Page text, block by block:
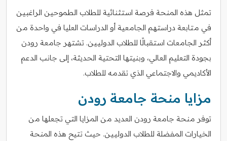
تمثل هذه المنحة فرصة استثنائية للطلاب الطموحين الراغبين
في متابعة دراستهم الجامعية أو الدراسات العليا في واحدة من
أكثر الجامعات استقبالًا للطلاب الدوليين. تشتهر جامعة رودن
بجودة التعليم العالي، وبنيتها التحتية الحديثة، إلى جانب الدعم
الأكاديمي والاجتماعي الذي تقدمه للطلاب.
مزايا منحة جامعة رودن
توفر منحة جامعة رودن العديد من المزايا التي تجعلها من
الخيارات المفضلة للطلاب الدوليين. حيث تتيح هذه المنحة